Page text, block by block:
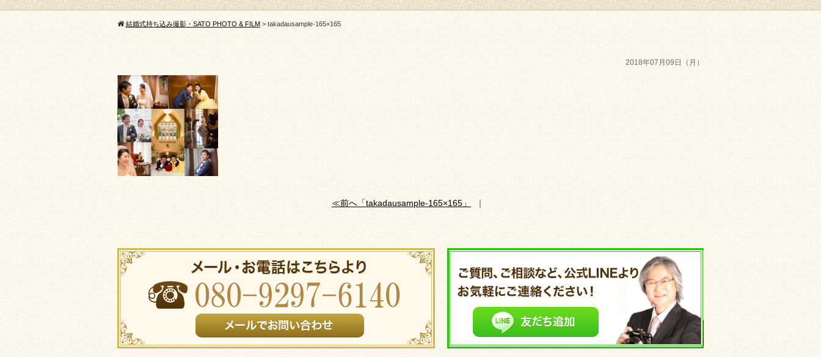
結婚式持ち込み撮影・SATO PHOTO & FILM > takadausample-165×165
2018年07月09日（月）
≪前へ「takadausample-165×165」 ｜